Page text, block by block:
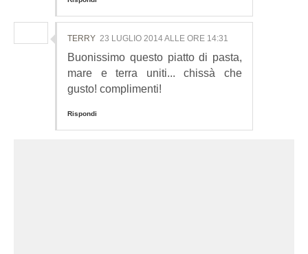
TERRY 23 LUGLIO 2014 ALLE ORE 14:31
Buonissimo questo piatto di pasta,
mare e terra uniti... chissà che
gusto! complimenti!
Rispondi